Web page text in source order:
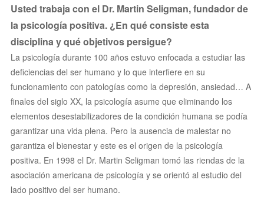
Usted trabaja con el Dr. Martin Seligman, fundador de
la psicología positiva. ¿En qué consiste esta
disciplina y qué objetivos persigue?
La psicología durante 100 años estuvo enfocada a estudiar las
deficiencias del ser humano y lo que interfiere en su
funcionamiento con patologías como la depresión, ansiedad… A
finales del siglo XX, la psicología asume que eliminando los
elementos desestabilizadores de la condición humana se podía
garantizar una vida plena. Pero la ausencia de malestar no
garantiza el bienestar y este es el origen de la psicología
positiva. En 1998 el Dr. Martin Seligman tomó las riendas de la
asociación americana de psicología y se orientó al estudio del
lado positivo del ser humano.